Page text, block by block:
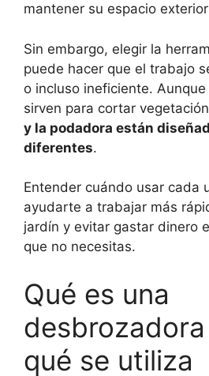
mantener su espacio
Sin embargo, elegir la
puede hacer que el trabajo
o incluso ineficiente.
sirven para cortar
y la podadora están
diferentes.
Entender cuándo usar cada
ayudarte a trabajar más
jardín y evitar gastar dinero
que no necesitas.
Qué es una
qué se utiliza